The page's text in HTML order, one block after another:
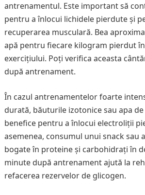
antrenamentul. Este important să
pentru a înlocui lichidele pierdute și
recuperarea musculară. Bea
apă pentru fiecare kilogram pierdut
exercițiului. Poți verifica aceasta
după antrenament.
În cazul antrenamentelor foarte
durată, băuturile izotonice sau apa
benefice pentru a înlocui electroliții
asemenea, consumul unui snack sau
bogate în proteine și carbohidrați în
minute după antrenament ajută la
refacerea rezervelor de glicogen.